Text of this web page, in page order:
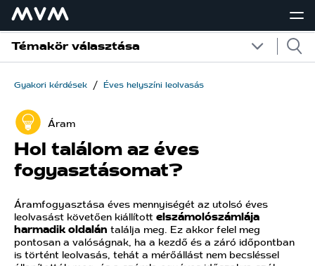
Témakör választása
Gyakori kérdések / Éves helyszíni leolvasás
Áram
Hol találom az éves
fogyasztásomat?
Áramfogyasztása éves mennyiségét az utolsó éves
leolvasást követően kiállított elszámolószámlája
harmadik oldalán találja meg. Ez akkor felel meg
pontosan a valóságnak, ha a kezdő és a záró időpontban
is történt leolvasás, tehát a mérőállást nem becsléssel